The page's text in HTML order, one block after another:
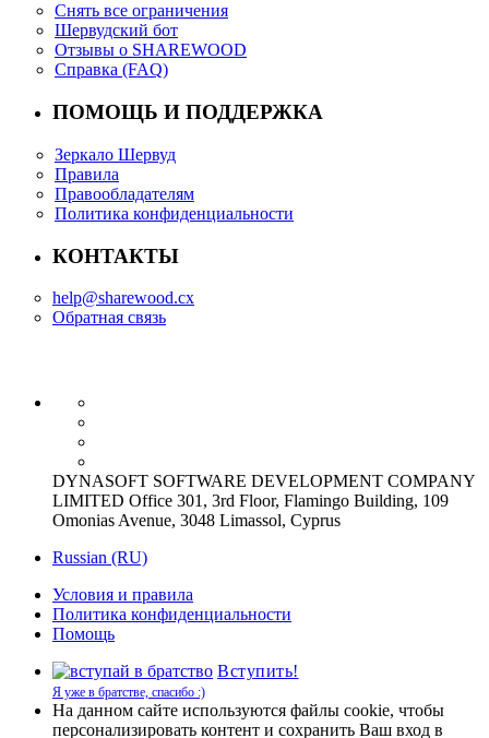
Снять все ограничения
Шервудский бот
Отзывы о SHAREWOOD
Справка (FAQ)
ПОМОЩЬ И ПОДДЕРЖКА
Зеркало Шервуд
Правила
Правообладателям
Политика конфиденциальности
КОНТАКТЫ
help@sharewood.cx
Обратная связь
DYNASOFT SOFTWARE DEVELOPMENT COMPANY
LIMITED Office 301, 3rd Floor, Flamingo Building, 109
Omonias Avenue, 3048 Limassol, Cyprus
Russian (RU)
Условия и правила
Политика конфиденциальности
Помощь
Вступить!
Я уже в братстве, спасибо :)
На данном сайте используются файлы cookie, чтобы
персонализировать контент и сохранить Ваш вход в